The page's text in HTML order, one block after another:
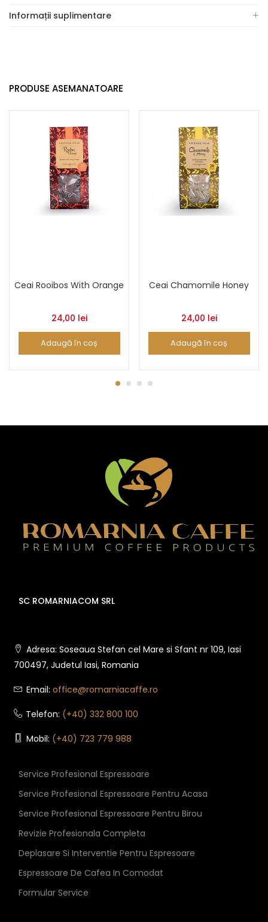
Informații suplimentare
PRODUSE ASEMANATOARE
Ceai Rooibos With Orange
24,00 lei
Adaugă în coș
Ceai Chamomile Honey
24,00 lei
Adaugă în coș
SC ROMARNIACOM SRL
Adresa: Soseaua Stefan cel Mare si Sfant nr 109, Iasi
700497, Judetul Iasi, Romania
Email: office@romarniacaffe.ro
Telefon: (+40) 332 800 100
Mobil: (+40) 723 779 988
Service Profesional Espressoare
Service Profesional Espressoare Pentru Acasa
Service Profesional Espressoare Pentru Birou
Revizie Profesionala Completa
Deplasare Si Interventie Pentru Espresoare
Espressoare De Cafea In Comodat
Formular Service